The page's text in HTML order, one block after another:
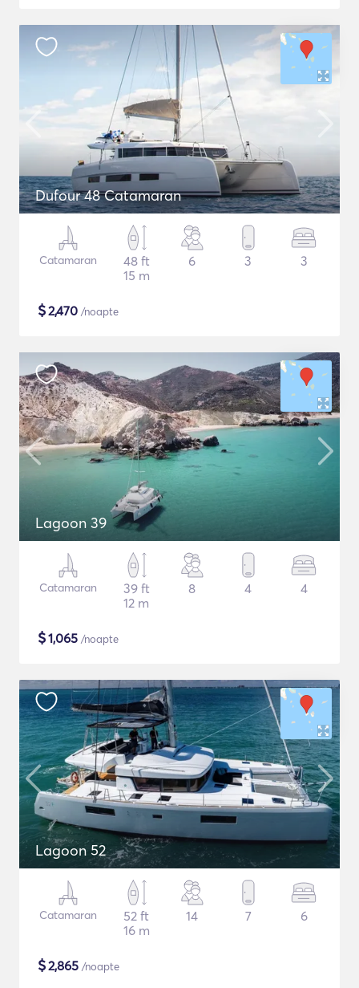
Dufour 48 Catamaran
Catamaran
48 ft
15 m
6 3 3
$2,470 /noapte
Lagoon 39
Catamaran
39 ft
12 m
8 4 4
$1,065 /noapte
Lagoon 52
Catamaran
52 ft
16 m
14 7 6
$2,865 /noapte